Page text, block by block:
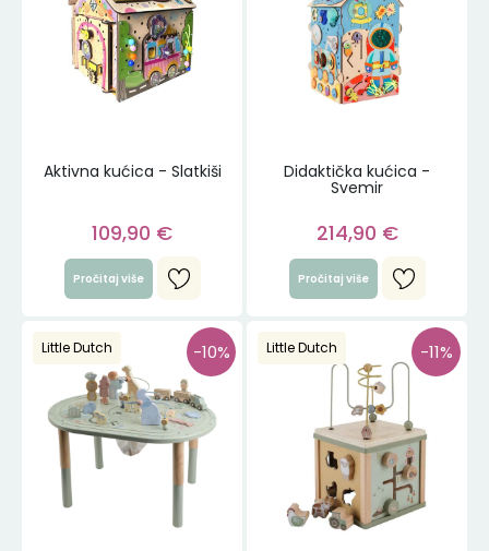
Aktivna kućica - Slatkiši
109,90 €
Pročitaj više
Didaktička kućica -
Svemir
214,90 €
Pročitaj više
Little Dutch -10% Little Dutch -11%